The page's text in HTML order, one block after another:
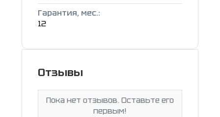
Гарантия, мес.:
12
Отзывы
Пока нет отзывов. Оставьте его
первым!